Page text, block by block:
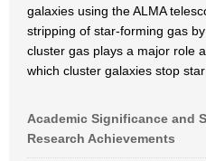
galaxies using the ALMA
stripping of star-forming gas
cluster gas plays a major role
which cluster galaxies stop star
Academic Significance and
Research Achievements